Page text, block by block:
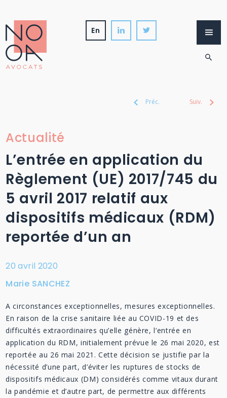
content
CabinetExpertisesInternationalActualités
en
Préc. Suiv.
Actualité
L’entrée en application du
Règlement (UE) 2017/745 du
5 avril 2017 relatif aux
dispositifs médicaux (RDM)
reportée d’un an
20 avril 2020
Marie SANCHEZ
A circonstances exceptionnelles, mesures exceptionnelles.
En raison de la crise sanitaire liée au COVID-19 et des
difficultés extraordinaires qu’elle génère, l’entrée en
application du RDM, initialement prévue le 26 mai 2020, est
reportée au 26 mai 2021. Cette décision se justifie par la
nécessité d’une part, d’éviter les ruptures de stocks de
dispositifs médicaux (DM) considérés comme vitaux durant
la pandémie et d’autre part, de permettre aux différents